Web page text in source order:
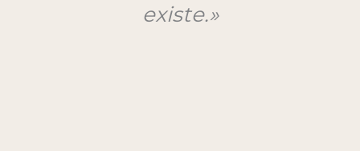
existe.»